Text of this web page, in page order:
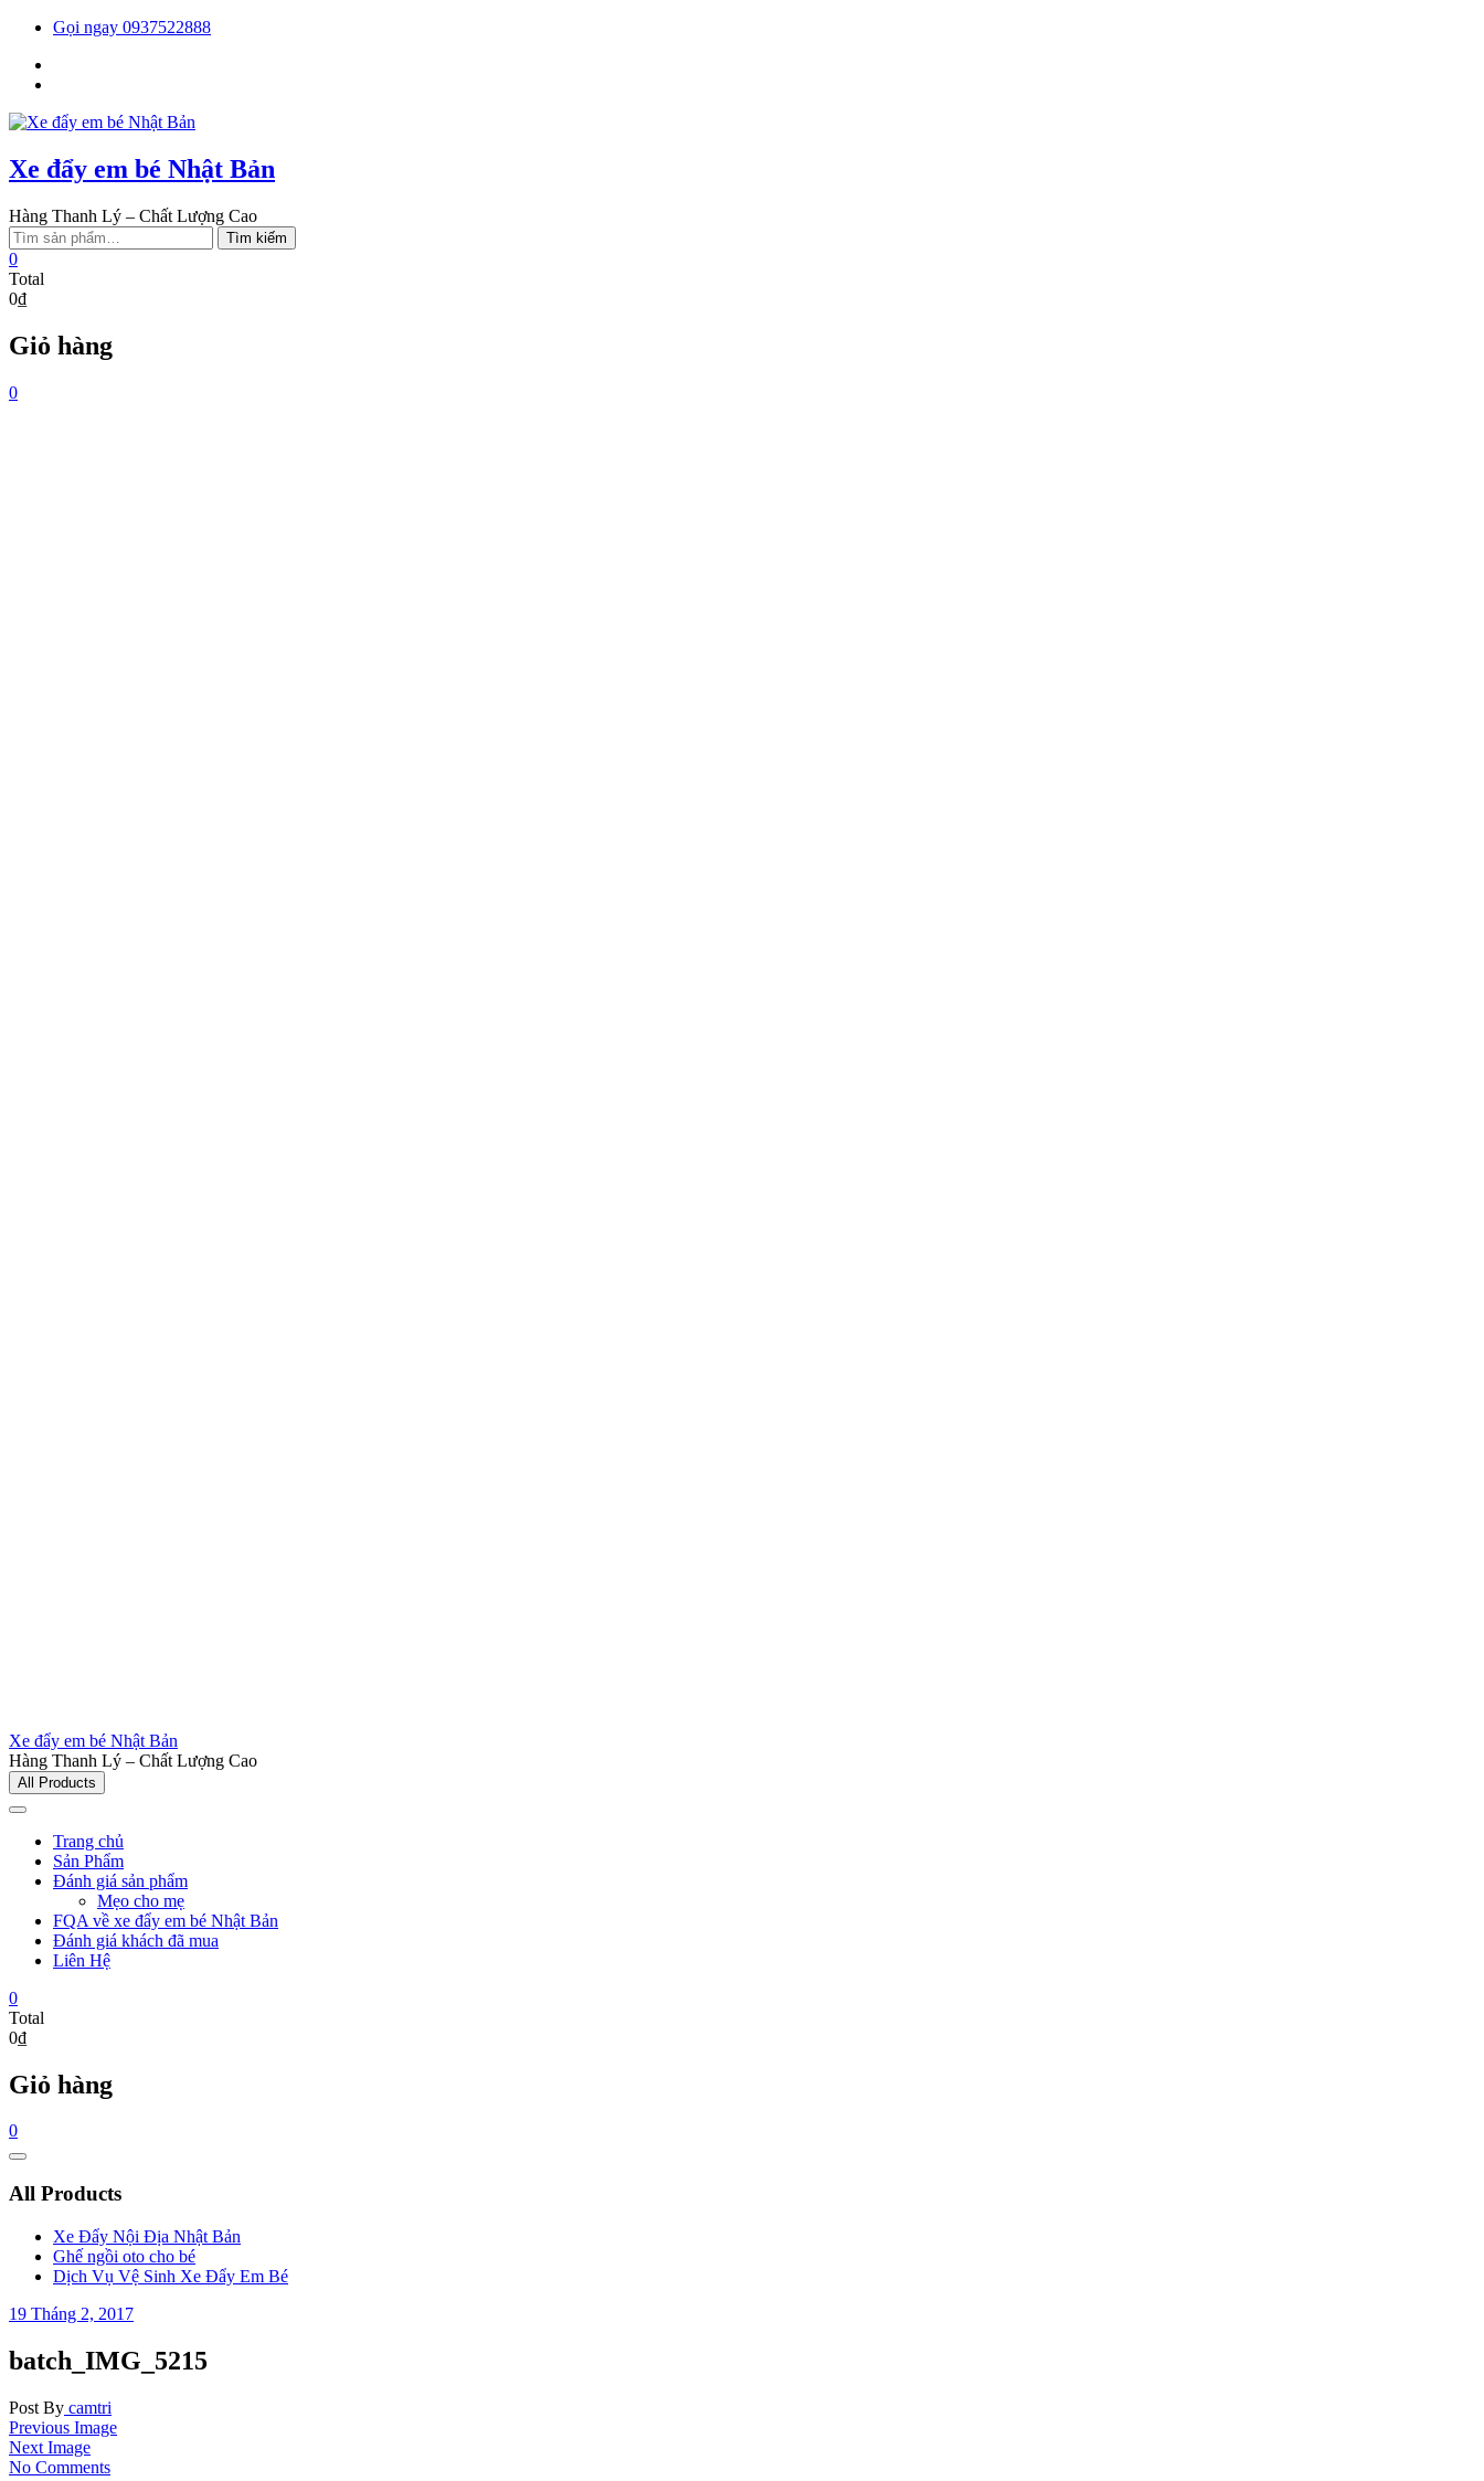
Skip
content
Gọi ngay 0937522888
Xe đẩy em bé Nhật Bản
Hàng Thanh Lý – Chất Lượng Cao
Tìm
kiếm:
Tìm kiếm
0
Total
0₫
Giỏ hàng
0
Xe đẩy em bé Nhật Bản
Hàng Thanh Lý – Chất Lượng Cao
All Products
Trang chủ
Sản Phẩm
Đánh giá sản phẩm
Mẹo cho mẹ
FQA về xe đẩy em bé Nhật Bản
Đánh giá khách đã mua
Liên Hệ
0
Total
0₫
Giỏ hàng
0
Catalog
All Products
Xe Đẩy Nội Địa Nhật Bản
Ghế ngồi oto cho bé
Dịch Vụ Vệ Sinh Xe Đẩy Em Bé
19 Tháng 2, 2017
batch_IMG_5215
Post By camtri
Previous Image
Next Image
No Comments